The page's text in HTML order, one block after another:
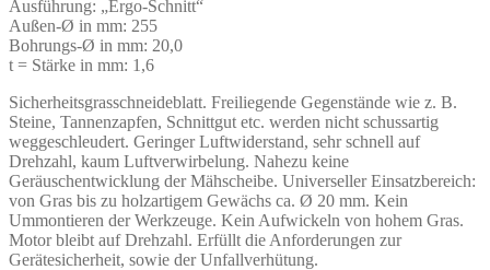
Ausführung: „Ergo-Schnitt“
Außen-Ø in mm: 255
Bohrungs-Ø in mm: 20,0
t = Stärke in mm: 1,6
Sicherheitsgrasschneideblatt. Freiliegende Gegenstände wie z. B.
Steine, Tannenzapfen, Schnittgut etc. werden nicht schussartig
weggeschleudert. Geringer Luftwiderstand, sehr schnell auf
Drehzahl, kaum Luftverwirbelung. Nahezu keine
Geräuschentwicklung der Mähscheibe. Universeller Einsatzbereich:
von Gras bis zu holzartigem Gewächs ca. Ø 20 mm. Kein
Ummontieren der Werkzeuge. Kein Aufwickeln von hohem Gras.
Motor bleibt auf Drehzahl. Erfüllt die Anforderungen zur
Gerätesicherheit, sowie der Unfallverhütung.